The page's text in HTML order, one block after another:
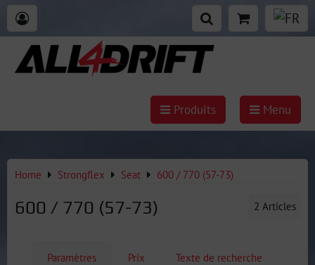
Produits Menu
Home Strongflex Seat 600 / 770 (57-73)
600 / 770 (57-73) 2 Articles
Paramètres Prix Texte de recherche